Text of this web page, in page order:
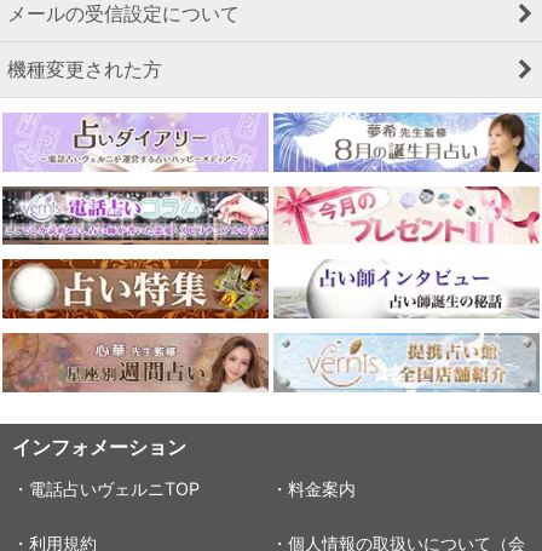
メールの受信設定について
機種変更された方
インフォメーション
・電話占いヴェルニTOP ・料金案内
・利用規約 ・個人情報の取扱いについて（会